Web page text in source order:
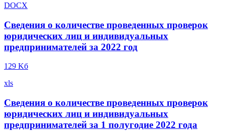
DOCX
Сведения о количестве проведенных проверок
юридических лиц и индивидуальных
предпринимателей за 2022 год
129 Kб
xls
Сведения о количестве проведенных проверок
юридических лиц и индивидуальных
предпринимателей за 1 полугодие 2022 года